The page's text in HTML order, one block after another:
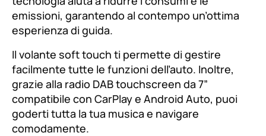
emissioni, garantendo al contempo un’ottima
esperienza di guida.
Il volante soft touch ti permette di gestire
facilmente tutte le funzioni dell’auto. Inoltre,
grazie alla radio DAB touchscreen da 7”
compatibile con CarPlay e Android Auto, puoi
goderti tutta la tua musica e navigare
comodamente.